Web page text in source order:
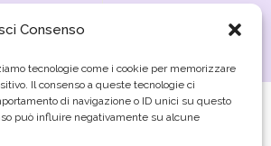
Consenso
tecnologie come i cookie per memorizzare
Il consenso a queste tecnologie ci
di navigazione o ID unici su questo
può influire negativamente su alcune